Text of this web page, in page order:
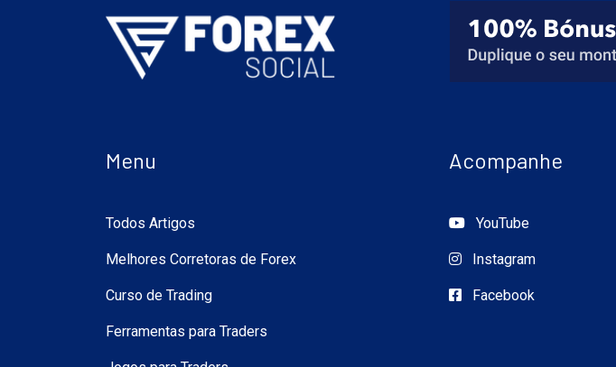
Menu
Todos Artigos
Melhores Corretoras de Forex
Curso de Trading
Ferramentas para Traders
Acompanhe
YouTube
Instagram
Facebook